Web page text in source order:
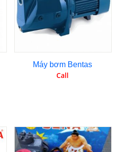
Máy bơm Bentas
Call